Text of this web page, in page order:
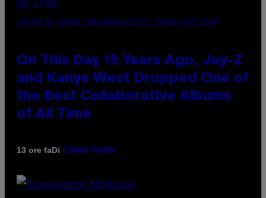
(PHOTO BY DANIEL BOCZARSKI/GETTY IMAGES FOR VEVO)
On This Day 15 Years Ago, Jay-Z
and Kanye West Dropped One of
the Best Collaborative Albums
of All Time
13 ore faDi Caleb Catlin